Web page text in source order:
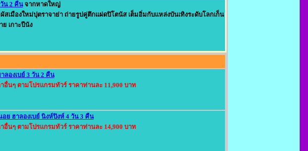
น 2 คืนจากหาดใหญ่
สเมืองใหม่ปุตราจาย่า ถ่ายรูปคู่ตึกแฝดปิโตนัส เต็มอิ่มกับแหล่งบันเทิงระดับโลกเก็น
เกาะปีนัง
ลองเบย์ 3 วัน 2 คืน
อื่นๆ ตามโปรแกรมทัวร์ ราคาท่านละ 11,900 บาท
ย ฮาลองเบย์ นิงห์ปิงห์ 4 วัน 3 คืน
อื่นๆ ตามโปรแกรมทัวร์ ราคาท่านละ 14,900 บาท